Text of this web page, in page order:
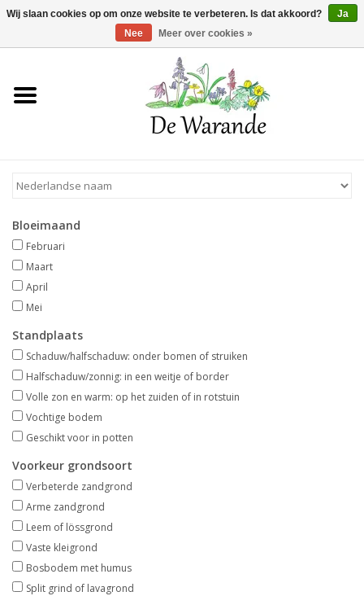
Winkelwagen >0 Artikelen - €0,00
Home
Voorjaarsbloeiers
Zomerbloeiers
Herfstbloeiers
Schaduwplanten
Aanbiedingen
Bodemverbetering
Overige producten
Advies
Onze tuinen!
Bloeimaand
Februari
Maart
April
Mei
Standplaats
Schaduw/halfschaduw: onder bomen of struiken
Halfschaduw/zonnig: in een weitje of border
Volle zon en warm: op het zuiden of in rotstuin
Vochtige bodem
Geschikt voor in potten
Voorkeur grondsoort
Verbeterde zandgrond
Arme zandgrond
Leem of lössgrond
Vaste kleigrond
Bosbodem met humus
Split grind of lavagrond
Wij slaan cookies op om onze website te verbeteren. Is dat akkoord?
Ja
Nee
Meer over cookies »